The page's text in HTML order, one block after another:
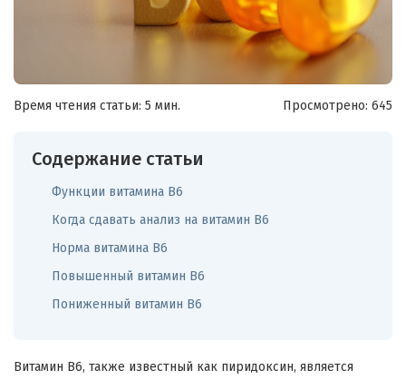
Время чтения статьи: 5 мин. Просмотрено: 645
Содержание статьи
Функции витамина В6
Когда сдавать анализ на витамин В6
Норма витамина В6
Повышенный витамин В6
Пониженный витамин В6
Витамин B6, также известный как пиридоксин, является